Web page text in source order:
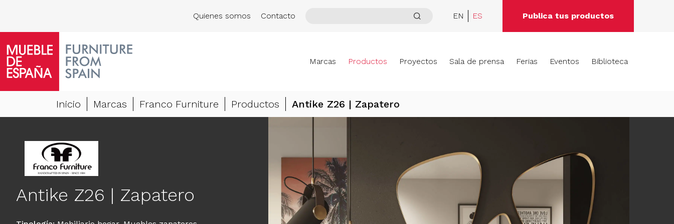
Quienes somos Contacto EN ES Publica tus productos
Marcas Productos Proyectos Sala de prensa Ferias Eventos Biblioteca
Inicio Marcas Franco Furniture Productos Antike Z26 | Zapatero
Antike Z26 | Zapatero